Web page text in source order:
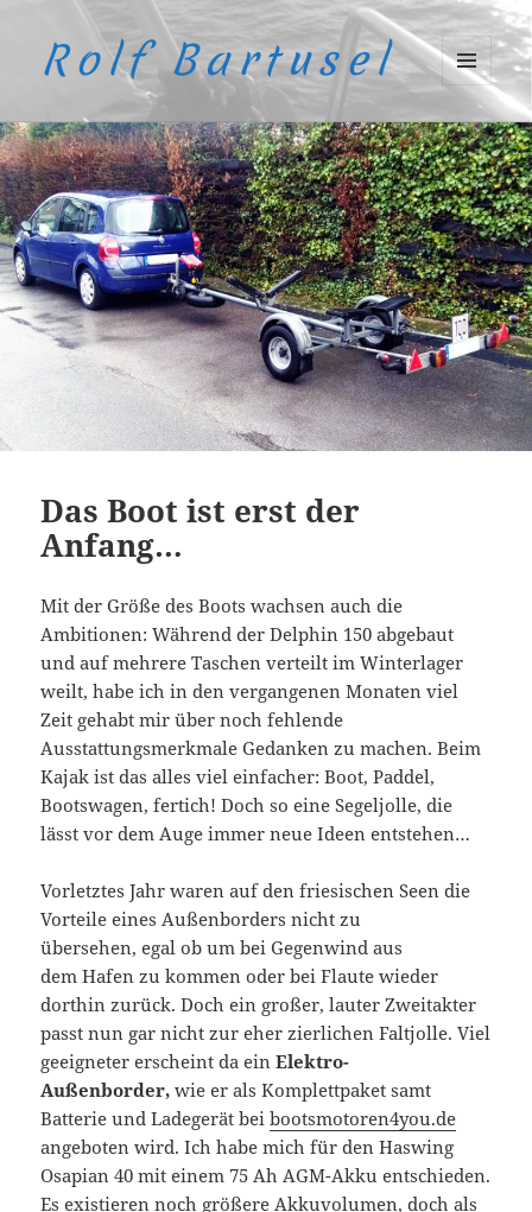
Rolf Bartusel
MENÜ
UND
WIDGETS
Das Boot ist erst der
Anfang…
Mit der Größe des Boots wachsen auch die
Ambitionen: Während der Delphin 150 abgebaut
und auf mehrere Taschen verteilt im Winterlager
weilt, habe ich in den vergangenen Monaten viel
Zeit gehabt mir über noch fehlende
Ausstattungsmerkmale Gedanken zu machen. Beim
Kajak ist das alles viel einfacher: Boot, Paddel,
Bootswagen, fertich! Doch so eine Segeljolle, die
lässt vor dem Auge immer neue Ideen entstehen…
Vorletztes Jahr waren auf den friesischen Seen die
Vorteile eines Außenborders nicht zu
übersehen, egal ob um bei Gegenwind aus
dem Hafen zu kommen oder bei Flaute wieder
dorthin zurück. Doch ein großer, lauter Zweitakter
passt nun gar nicht zur eher zierlichen Faltjolle. Viel
geeigneter erscheint da einElektro-
Außenborder, wie er als Komplettpaket samt
Batterie und Ladegerät beibootsmotoren4you.de
angeboten wird. Ich habe mich für den Haswing
Osapian 40 mit einem 75 Ah AGM-Akku entschieden.
Es existieren noch größere Akkuvolumen, doch als